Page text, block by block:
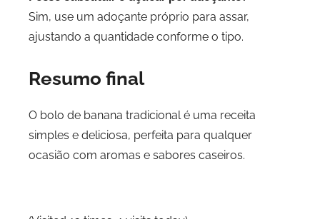
Sim, use um adoçante próprio para assar,
ajustando a quantidade conforme o tipo.
Resumo final
O bolo de banana tradicional é uma receita
simples e deliciosa, perfeita para qualquer
ocasião com aromas e sabores caseiros.